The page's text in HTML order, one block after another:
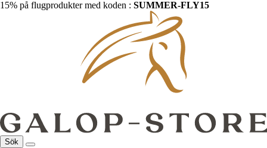
15% på flugprodukter med koden : SUMMER-FLY15
Sök